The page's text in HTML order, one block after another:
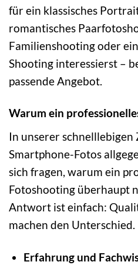
für ein klassisches
romantisches
Familienshooting oder ein
Shooting interessierst –
passende Angebot.
Warum ein
In unserer schnelllebigen
Smartphone-Fotos
sich fragen, warum ein
Fotoshooting überhaupt
Antwort ist einfach:
machen den Unterschied.
Erfahrung und